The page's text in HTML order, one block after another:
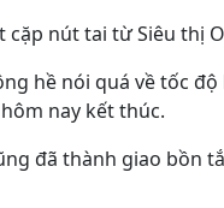
cặp nút tai từ Siêu thị
hề nói quá về tốc
nay kết thúc.
đã thành giao bồn